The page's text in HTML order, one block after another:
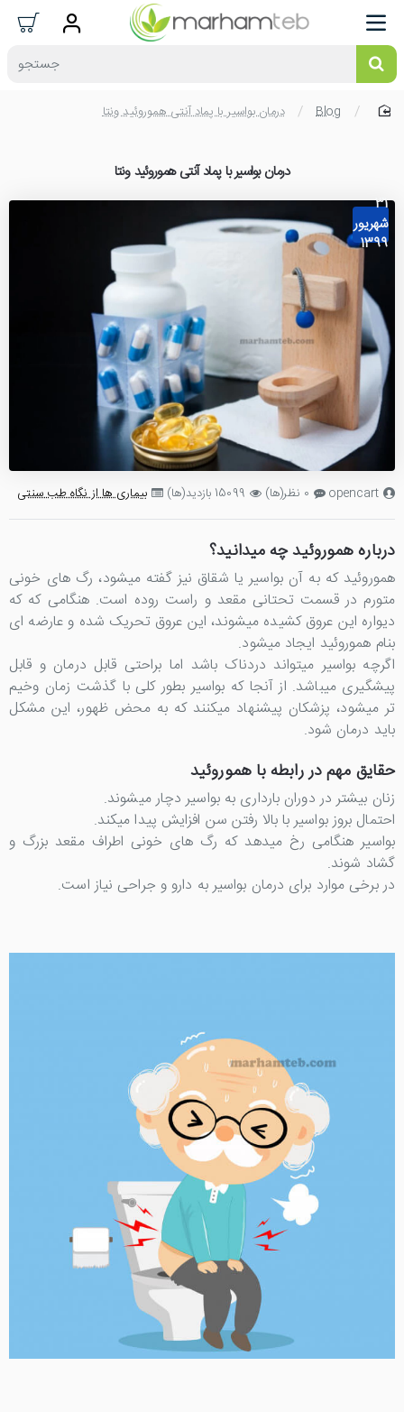
جستجو
home
Blog درمان بواسیر با پماد آنتی هموروئید ونتا
درمان بواسیر با پماد آنتی هموروئید ونتا
31
شهریور
1399
opencart 0 نظر(ها) 15099 بازدید(ها) بیماری ها از نگاه طب سنتی
درباره هموروئید چه میدانید؟
هموروئید که به آن بواسیر یا شقاق نیز گفته میشود، رگ های خونی
متورم در قسمت تحتانی مقعد و راست روده است. هنگامی که که
دیواره این عروق کشیده میشوند، این عروق تحریک شده و عارضه ای
بنام هموروئید ایجاد میشود.
اگرچه بواسیر میتواند دردناک باشد اما براحتی قابل درمان و قابل
پیشگیری میباشد. از آنجا که بواسیر بطور کلی با گذشت زمان وخیم
تر میشود، پزشکان پیشنهاد میکنند که به محض ظهور، این مشکل
باید درمان شود.
حقایق مهم در رابطه با هموروئید
زنان بیشتر در دوران بارداری به بواسیر دچار میشوند.
احتمال بروز بواسیر با بالا رفتن سن افزایش پیدا میکند.
بواسیر هنگامی رخ میدهد که رگ های خونی اطراف مقعد بزرگ و
گشاد شوند.
در برخی موارد برای درمان بواسیر به دارو و جراحی نیاز است.